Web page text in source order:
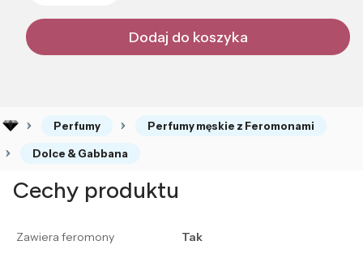
Dodaj do koszyka
Perfumy Perfumy męskie z Feromonami
Dolce & Gabbana
Cechy produktu
Zawiera feromony
Tak